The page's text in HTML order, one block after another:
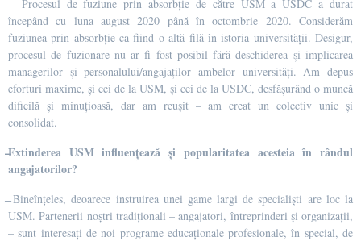
̶ Procesul de fuziune prin absorbție de către USM a USDC a durat
începând cu luna august 2020 până în octombrie 2020. Considerăm
fuziunea prin absorbție ca fiind o altă filă în istoria universității. Desigur,
procesul de fuzionare nu ar fi fost posibil fără deschiderea și implicarea
managerilor și personalului/angajaților ambelor universități. Am depus
eforturi maxime, și cei de la USM, și cei de la USDC, desfășurând o muncă
dificilă și minuțioasă, dar am reușit – am creat un colectiv unic și
consolidat.
̶Extinderea USM influențează și popularitatea acesteia în rândul
angajatorilor?
̶ Bineînțeles, deoarece instruirea unei game largi de specialiști are loc la
USM. Partenerii noștri tradiționali – angajatori, întreprinderi și organizații,
– sunt interesați de noi programe educaționale profesionale, în special, de